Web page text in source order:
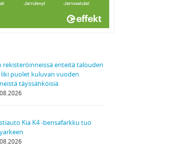
rekisteröinneissä enteitä talouden
puolet kuluvan vuoden
täyssähköisiä
Kia K4 -bensafarkku tuo